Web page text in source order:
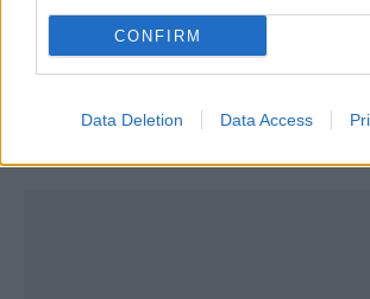
CONFIRM
Data Deletion Data Access
23ª jornada da Divisão de
Honra